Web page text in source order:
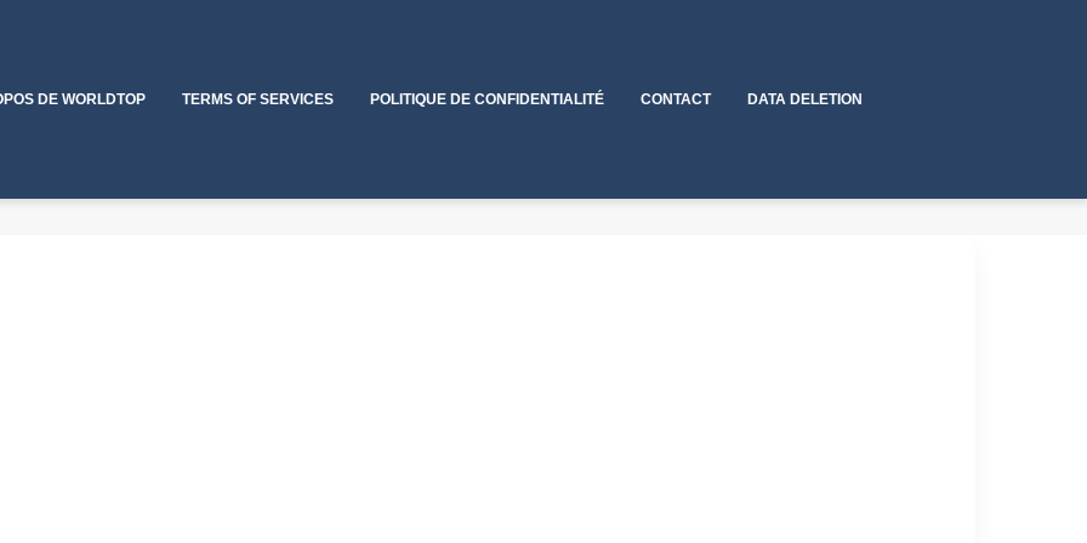
DE WORLDTOP TERMS OF SERVICES POLITIQUE DE CONFIDENTIALITÉ CONTACT DATA DELETION